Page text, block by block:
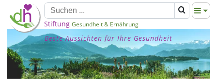
Stiftung Gesundheit & Ernährung
Beste Aussichten für Ihre Gesundheit